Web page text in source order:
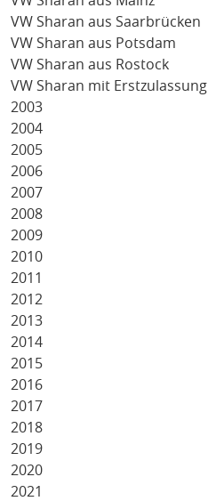
VW Sharan aus Saarbrücken
VW Sharan aus Potsdam
VW Sharan aus Rostock
VW Sharan mit Erstzulassung
2003
2004
2005
2006
2007
2008
2009
2010
2011
2012
2013
2014
2015
2016
2017
2018
2019
2020
2021